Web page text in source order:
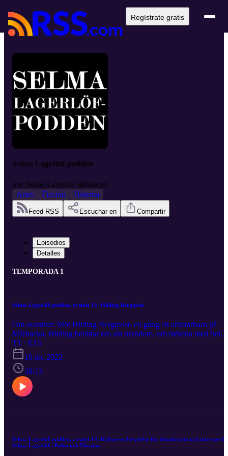
Regístrate gratis
Selma Lagerlöf-podden
por Selma Lagerlöf-sällskapet
Artes
Ficción Historia
Feed RSS Escuchar en Compartir
Episodios
Detalles
TEMPORADA 1
Selma Lagerlöf-podden, avsnitt 15: Hilding Bergqvist
Om avsnittet: Möt Hilding Bergqvist, en gång ett arbetarbarn på
Mårbacka. Hilding berättar om sin barndom, om mötena med
Lagerlöf och om de magiska jularna på gården. Hilding beskriver
också hur han var med och räddade arbetarbostad på Mårbacka,
idag visas upp för besökarna. En bok om Hildings barndomsjular
kom ut hösten 2022. Den heter Jul på Mårbacka och hur den blev
till får ni också veta. Producerat av: Selma Lagerlöf-sällskapet
Medverkande: Susanne Nyman (intervjuare) och Hilding Bergqvist
(gäst) Redigering: Jakob Olsson Musik: Johan Olsson
T1 · E15
18 dic 2022
38:13
Selma Lagerlöf-podden, avsnitt 14: Kulturens betydelse för demokratin och intresset
Selma Lagerlöf i Polen och Ukraina